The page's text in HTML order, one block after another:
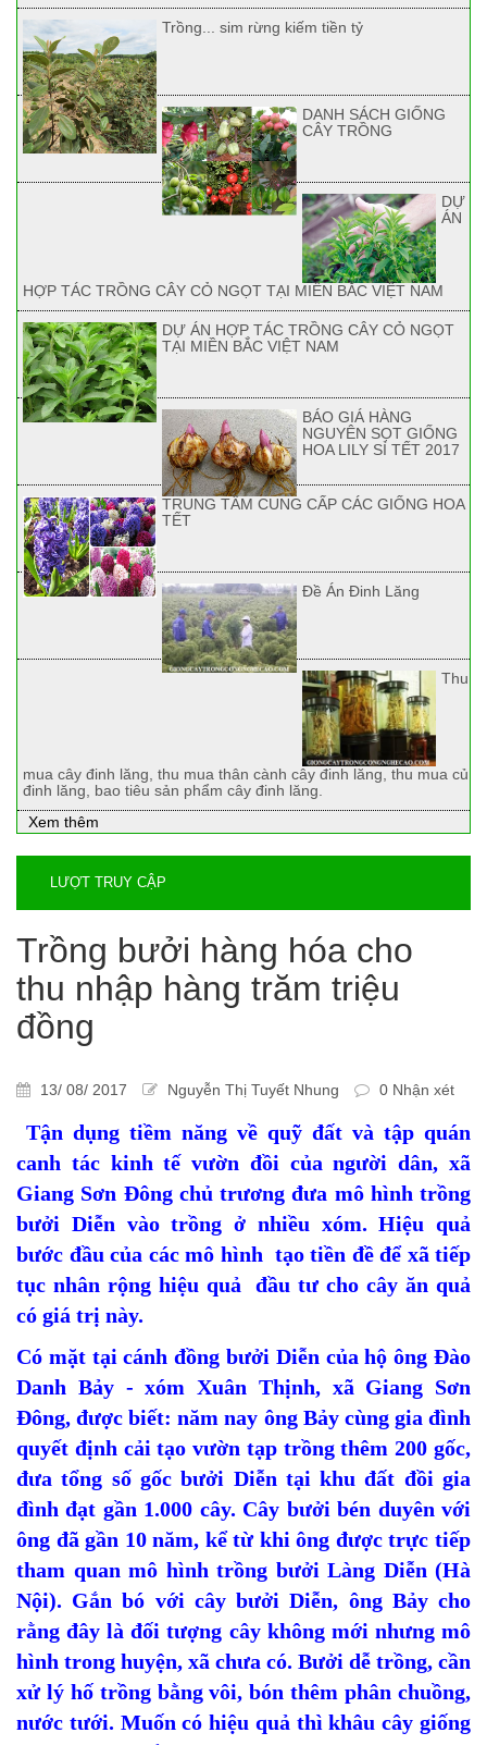
Trồng... sim rừng kiếm tiền tỷ
DANH SÁCH GIỐNG
CÂY TRỒNG
DỰ
ÁN
HỢP TÁC TRỒNG CÂY CỎ NGỌT TẠI MIỀN BẮC VIỆT NAM
DỰ ÁN HỢP TÁC TRỒNG CÂY CỎ NGỌT
TẠI MIỀN BẮC VIỆT NAM
BÁO GIÁ HÀNG
NGUYÊN SỌT GIỐNG
HOA LILY SỈ TẾT 2017
TRUNG TÂM CUNG CẤP CÁC GIỐNG HOA
TẾT
Đề Án Đinh Lăng
Thu
mua cây đinh lăng, thu mua thân cành cây đinh lăng, thu mua củ
đinh lăng, bao tiêu sản phẩm cây đinh lăng.
Xem thêm
LƯỢT TRUY CẬP
Trồng bưởi hàng hóa cho
thu nhập hàng trăm triệu
đồng
13/ 08/ 2017 Nguyễn Thị Tuyết Nhung 0 Nhận xét
Tận dụng tiềm năng về quỹ đất và tập quán
canh tác kinh tế vườn đồi của người dân, xã
Giang Sơn Đông chủ trương đưa mô hình trồng
bưởi Diễn vào trồng ở nhiều xóm. Hiệu quả
bước đầu của các mô hình tạo tiền đề để xã tiếp
tục nhân rộng hiệu quả đầu tư cho cây ăn quả
có giá trị này.
Có mặt tại cánh đồng bưởi Diễn của hộ ông Đào
Danh Bảy - xóm Xuân Thịnh, xã Giang Sơn
Đông, được biết: năm nay ông Bảy cùng gia đình
quyết định cải tạo vườn tạp trồng thêm 200 gốc,
đưa tổng số gốc bưởi Diễn tại khu đất đồi gia
đình đạt gần 1.000 cây. Cây bưởi bén duyên với
ông đã gần 10 năm, kể từ khi ông được trực tiếp
tham quan mô hình trồng bưởi Làng Diễn (Hà
Nội). Gắn bó với cây bưởi Diễn, ông Bảy cho
rằng đây là đối tượng cây không mới nhưng mô
hình trong huyện, xã chưa có. Bưởi dễ trồng, cần
xử lý hố trồng bằng vôi, bón thêm phân chuồng,
nước tưới. Muốn có hiệu quả thì khâu cây giống